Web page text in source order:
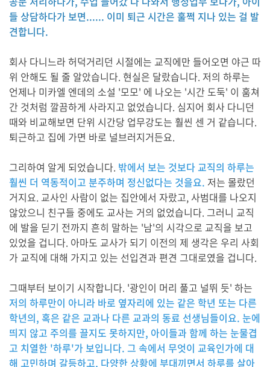
들 상담하다가 보면...... 이미 퇴근 시간은 훌쩍 지나 있는 걸 발
견합니다.
회사 다니느라 허덕거리던 시절에는 교직에만 들어오면 야근 따
위 안해도 될 줄 알았습니다. 현실은 달랐습니다. 저의 하루는
언제나 미카엘 엔데의 소설 '모모' 에 나오는 '시간 도둑' 이 훔쳐
간 것처럼 깔끔하게 사라지고 없었습니다. 심지어 회사 다니던
때와 비교해보면 단위 시간당 업무강도는 훨씬 센 거 같습니다.
퇴근하고 집에 가면 바로 널브러지거든요.
그리하여 알게 되었습니다. 밖에서 보는 것보다 교직의 하루는
훨씬 더 역동적이고 분주하며 정신없다는 것을요. 저는 몰랐던
거지요. 교사인 사람이 없는 집안에서 자랐고, 사범대를 나오지
않았으니 친구들 중에도 교사는 거의 없었습니다. 그러니 교직
에 발을 딛기 전까지 흔히 말하는 '남'의 시각으로 교직을 보고
있었을 겁니다. 아마도 교사가 되기 이전의 제 생각은 우리 사회
가 교직에 대해 가지고 있는 선입견과 편견 그대로였을 겁니다.
그때부터 보이기 시작합니다. '광인이 머리 풀고 널뛰 듯' 하는
저의 하루만이 아니라 바로 옆자리에 있는 같은 학년 또는 다른
학년의, 혹은 같은 교과나 다른 교과의 동료 선생님들이요. 눈에
띄지 않고 주의를 끌지도 못하지만, 아이들과 함께 하는 눈물겹
고 치열한 '하루'가 보입니다. 그 속에서 무엇이 교육인가에 대
해 고민하며 갈등하고, 다양한 상황에 부대끼면서 하루를 살아